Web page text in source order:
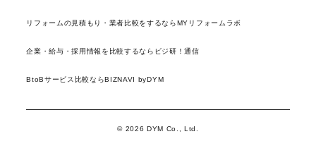
リフォームの見積もり・業者比較をするならMYリフォームラボ
企業・給与・採用情報を比較するならビジ研！通信
BtoBサービス比較ならBIZNAVI byDYM
© 2026 DYM Co., Ltd.